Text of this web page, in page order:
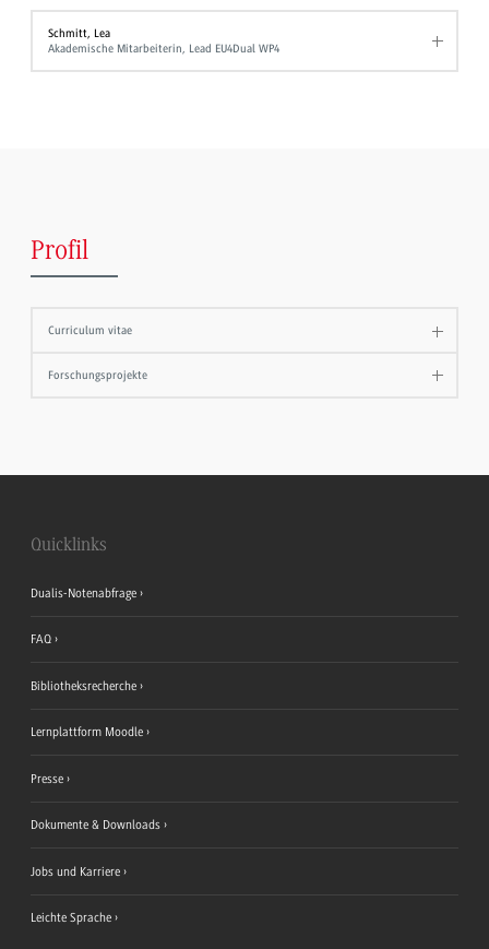
Schmitt, Lea
Akademische Mitarbeiterin, Lead EU4Dual WP4
Profil
Curriculum vitae
Forschungsprojekte
Quicklinks
Dualis-Notenabfrage
FAQ
Bibliotheksrecherche
Lernplattform Moodle
Presse
Dokumente & Downloads
Jobs und Karriere
Leichte Sprache